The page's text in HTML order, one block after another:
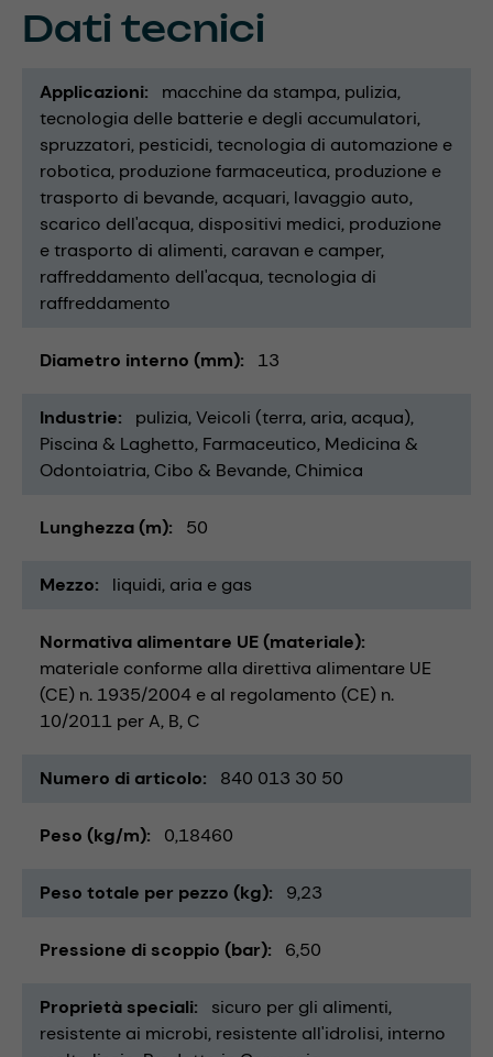
Dati tecnici
Applicazioni macchine da stampa pulizia
tecnologia delle batterie e degli accumulatori
spruzzatori pesticidi tecnologia di automazione e
robotica produzione farmaceutica produzione e
trasporto di bevande acquari lavaggio auto
scarico dell'acqua dispositivi medici produzione
e trasporto di alimenti caravan e camper
raffreddamento dell'acqua tecnologia di
raffreddamento
Diametro interno (mm) 13
Industrie pulizia Veicoli (terra, aria, acqua)
Piscina & Laghetto Farmaceutico Medicina &
Odontoiatria Cibo & Bevande Chimica
Lunghezza (m) 50
Mezzo liquidi aria e gas
Normativa alimentare UE (materiale)
materiale conforme alla direttiva alimentare UE
(CE) n. 1935/2004 e al regolamento (CE) n.
10/2011 per A, B, C
Numero di articolo 840 013 30 50
Peso (kg/m) 0,18460
Peso totale per pezzo (kg) 9,23
Pressione di scoppio (bar) 6,50
Proprietà speciali
sicuro per gli alimenti
resistente ai microbi resistente all'idrolisi interno